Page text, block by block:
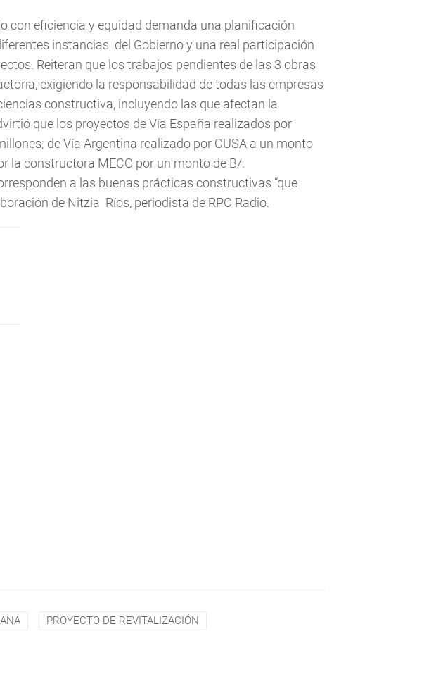
con eficiencia y equidad demanda una planificación
instancias del Gobierno y una real participación
Reiteran que los trabajos pendientes de las 3 obras
exigiendo la responsabilidad de todas las empresas
constructiva, incluyendo las que afectan la
que los proyectos de Vía España realizados por
de Vía Argentina realizado por CUSA a un monto
la constructora MECO por un monto de B/.
a las buenas prácticas constructivas “que
de Nitzia Ríos, periodista de RPC Radio.
PROYECTO DE REVITALIZACIÓN